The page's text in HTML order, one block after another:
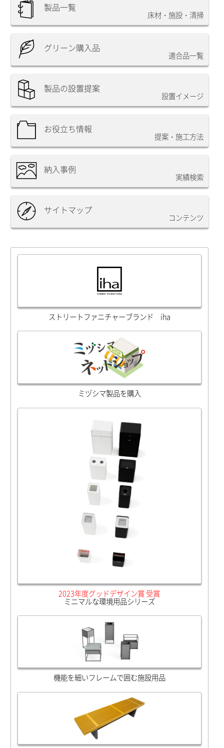
製品一覧
床材・施設・清掃
グリーン購入品
適合品一覧
製品の設置提案
設置イメージ
お役立ち情報
提案・施工方法
納入事例
実績検索
サイトマップ
コンテンツ
ストリートファニチャーブランド iha
ミヅシマ製品を購入
2023年度グッドデザイン賞 受賞
ミニマルな環境用品シリーズ
機能を細いフレームで囲む施設用品